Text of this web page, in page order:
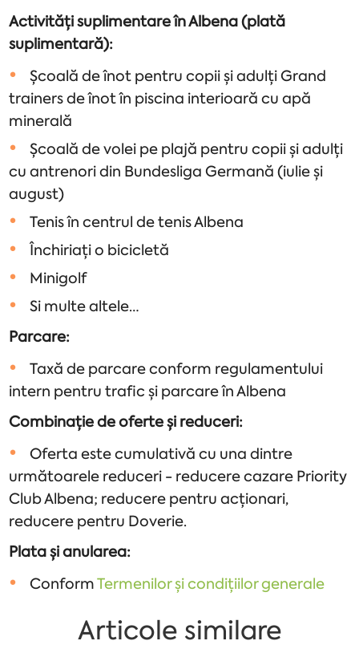
Activități suplimentare în Albena (plată
suplimentară):
Școală de înot pentru copii și adulți Grand
trainers de înot în piscina interioară cu apă
minerală
Școală de volei pe plajă pentru copii și adulți
cu antrenori din Bundesliga Germană (iulie și
august)
Tenis în centrul de tenis Albena
Închiriați o bicicletă
Minigolf
Si multe altele…
Parcare:
Taxă de parcare conform regulamentului
intern pentru trafic și parcare în Albena
Combinație de oferte și reduceri:
Oferta este cumulativă cu una dintre
următoarele reduceri - reducere cazare Priority
Club Albena; reducere pentru acționari,
reducere pentru Doverie.
Plata și anularea:
ConformTermenilor și condițiilor generale
Articole similare